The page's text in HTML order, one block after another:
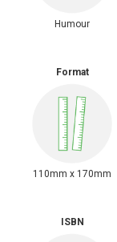
Humour
Format
110mm x 170mm
ISBN